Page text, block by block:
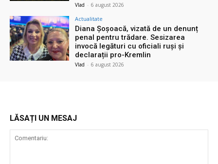
Vlad - 6 august 2026
Actualitate
Diana Șoșoacă, vizată de un denunț
penal pentru trădare. Sesizarea
invocă legături cu oficiali ruși și
declarații pro-Kremlin
Vlad - 6 august 2026
LĂSAȚI UN MESAJ